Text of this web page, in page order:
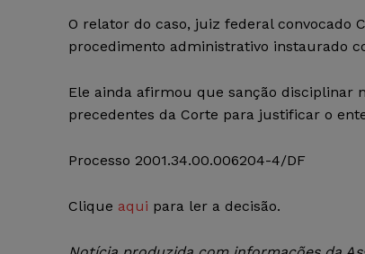
O relator do caso, juiz federal convocado
procedimento administrativo instaurado
Ele ainda afirmou que sanção disciplinar
precedentes da Corte para justificar o
Processo 2001.34.00.006204-4/DF
Clique aqui para ler a decisão.